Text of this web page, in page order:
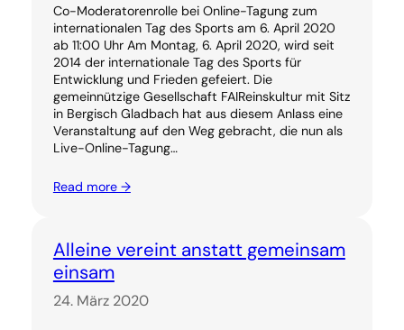
Co-Moderatorenrolle bei Online-Tagung zum
internationalen Tag des Sports am 6. April 2020
ab 11:00 Uhr Am Montag, 6. April 2020, wird seit
2014 der internationale Tag des Sports für
Entwicklung und Frieden gefeiert. Die
gemeinnützige Gesellschaft FAIReinskultur mit Sitz
in Bergisch Gladbach hat aus diesem Anlass eine
Veranstaltung auf den Weg gebracht, die nun als
Live-Online-Tagung…
Read more →
Alleine vereint anstatt gemeinsam
einsam
24. März 2020